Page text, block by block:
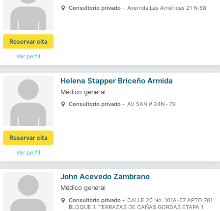
Ver perfil
Reservar cita
Consultorio privado - Avenida Las Américas 21 N‐68
Ver perfil
Reservar cita
Helena Stapper Briceño Armida
Médico general
Consultorio privado - AV 5AN # 24N ‐ 79
John Acevedo Zambrano
Médico general
Consultorio privado - CALLE 20 No. 101A-67 APTO 701
BLOQUE 1. TERRAZAS DE CAÑAS GORDAS ETAPA 1